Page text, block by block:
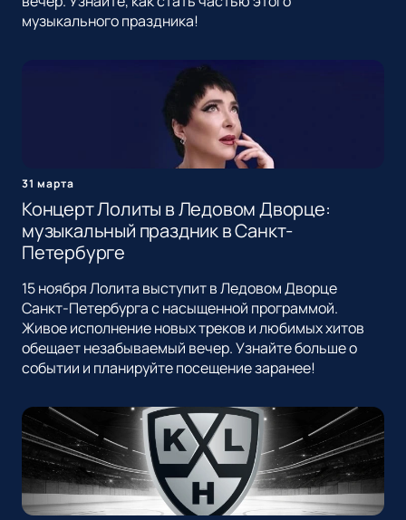
музыкального праздника!
31 марта
Концерт Лолиты в Ледовом Дворце:
музыкальный праздник в Санкт-
Петербурге
15 ноября Лолита выступит в Ледовом Дворце
Санкт-Петербурга с насыщенной программой.
Живое исполнение новых треков и любимых хитов
обещает незабываемый вечер. Узнайте больше о
событии и планируйте посещение заранее!